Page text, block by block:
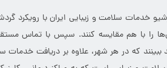
سلامت و زیبایی ایران با رویکرد
را با هم مقایسه کنند. سپس با تماس
که در هر شهر، علاوه بر دریافت خدمات